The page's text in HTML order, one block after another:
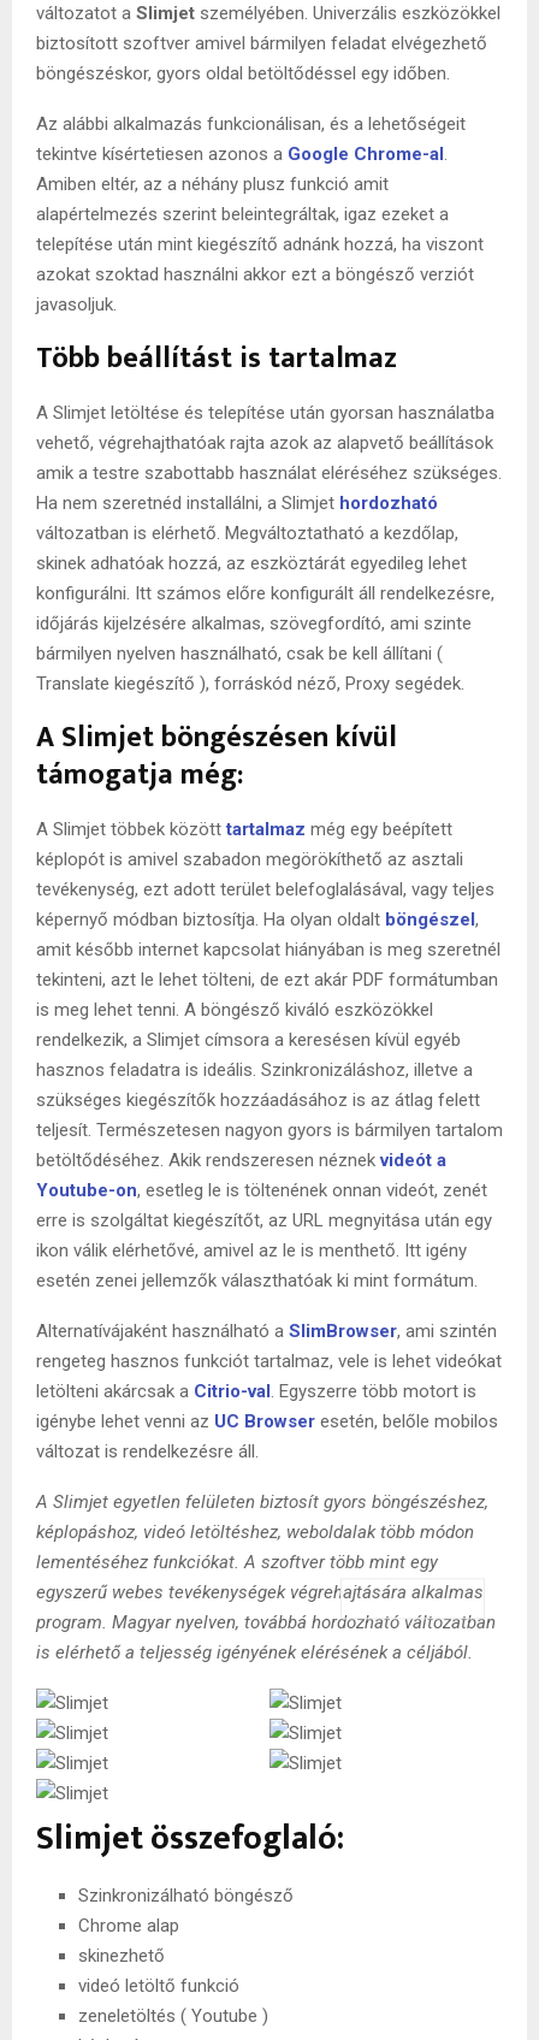
változatot a Slimjet személyében. Univerzális eszközökkel
biztosított szoftver amivel bármilyen feladat elvégezhető
böngészéskor, gyors oldal betöltődéssel egy időben.
Az alábbi alkalmazás funkcionálisan, és a lehetőségeit
tekintve kísértetiesen azonos a Google Chrome-al
Amiben eltér, az a néhány plusz funkció amit
alapértelmezés szerint beleintegráltak, igaz ezeket a
telepítése után mint kiegészítő adnánk hozzá, ha viszont
azokat szoktad használni akkor ezt a böngésző verziót
javasoljuk.
Több beállítást is tartalmaz
A Slimjet letöltése és telepítése után gyorsan használatba
vehető, végrehajthatóak rajta azok az alapvető beállítások
amik a testre szabottabb használat eléréséhez szükséges.
Ha nem szeretnéd installálni, a Slimjet hordozható
változatban is elérhető. Megváltoztatható a kezdőlap,
skinek adhatóak hozzá, az eszköztárát egyedileg lehet
konfigurálni. Itt számos előre konfigurált áll rendelkezésre,
időjárás kijelzésére alkalmas, szövegfordító, ami szinte
bármilyen nyelven használható, csak be kell állítani (
Translate kiegészítő ), forráskód néző, Proxy segédek.
A Slimjet böngészésen kívül
támogatja még:
A Slimjet többek közötttartalmaz még egy beépített
képlopót is amivel szabadon megörökíthető az asztali
tevékenység, ezt adott terület belefoglalásával, vagy teljes
képernyő módban biztosítja. Ha olyan oldalt böngészel,
amit később internet kapcsolat hiányában is meg szeretnél
tekinteni, azt le lehet tölteni, de ezt akár PDF formátumban
is meg lehet tenni. A böngésző kiváló eszközökkel
rendelkezik, a Slimjet címsora a keresésen kívül egyéb
hasznos feladatra is ideális. Szinkronizáláshoz, illetve a
szükséges kiegészítők hozzáadásához is az átlag felett
teljesít. Természetesen nagyon gyors is bármilyen tartalom
betöltődéséhez. Akik rendszeresen néznekvideót a
Youtube-on, esetleg le is töltenének onnan videót, zenét
erre is szolgáltat kiegészítőt, az URL megnyitása után egy
ikon válik elérhetővé, amivel az le is menthető. Itt igény
esetén zenei jellemzők választhatóak ki mint formátum.
Alternatívájaként használható a SlimBrowser, ami szintén
rengeteg hasznos funkciót tartalmaz, vele is lehet videókat
letölteni akárcsak a Citrio-val . Egyszerre több motort is
igénybe lehet venni az UC Browser esetén, belőle mobilos
változat is rendelkezésre áll.
A Slimjet egyetlen felületen biztosít gyors böngészéshez,
képlopáshoz, videó letöltéshez, weboldalak több módon
lementéséhez funkciókat. A szoftver több mint egy
egyszerű webes tevékenységek végrehajtására alkalmas
program. Magyar nyelven, továbbá hordozható változatban
is elérhető a teljesség igényének elérésének a céljából.
Slimjet összefoglaló:
Szinkronizálható böngésző
Chrome alap
skinezhető
videó letöltő funkció
zeneletöltés ( Youtube )
Rating 1 star
2 stars
3 stars
4 stars
5 stars